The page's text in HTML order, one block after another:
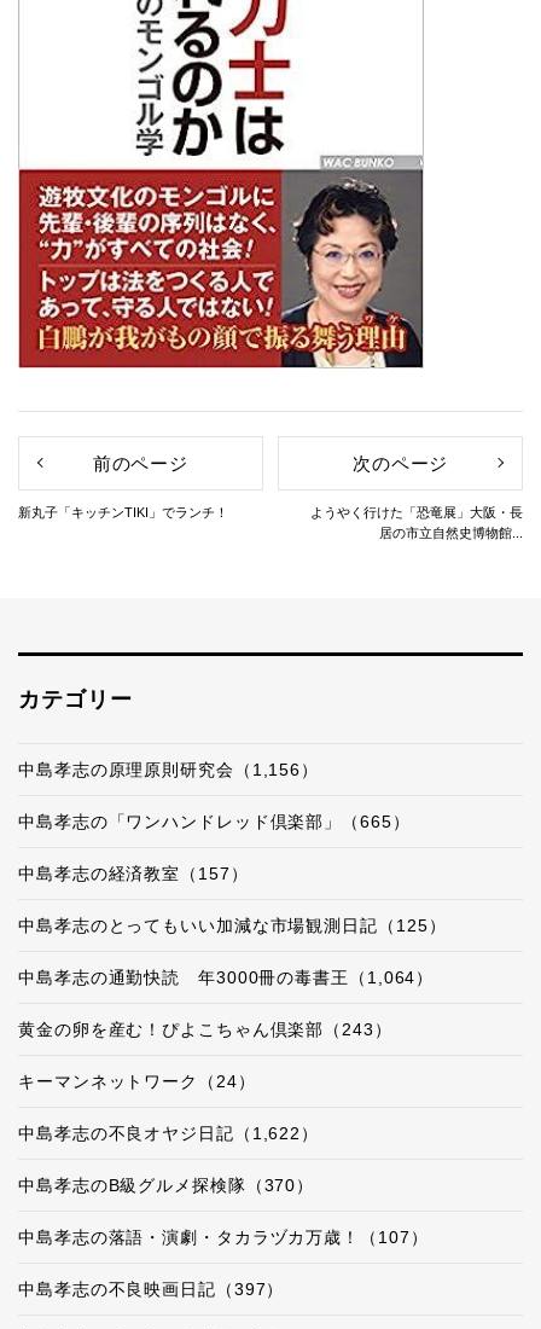
前のページ
新丸子「キッチンTIKI」でランチ！
次のページ
ようやく行けた「恐竜展」大阪・長
居の市立自然史博物館...
カテゴリー
中島孝志の原理原則研究会（1,156）
中島孝志の「ワンハンドレッド倶楽部」（665）
中島孝志の経済教室（157）
中島孝志のとってもいい加減な市場観測日記（125）
中島孝志の通勤快読 年3000冊の毒書王（1,064）
黄金の卵を産む！ぴよこちゃん倶楽部（243）
キーマンネットワーク（24）
中島孝志の不良オヤジ日記（1,622）
中島孝志のB級グルメ探検隊（370）
中島孝志の落語・演劇・タカラヅカ万歳！（107）
中島孝志の不良映画日記（397）